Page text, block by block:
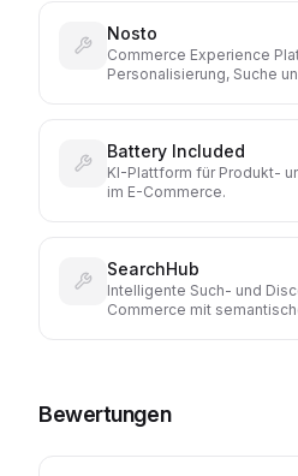
Nosto
Commerce Experience
Personalisierung, Suche
Battery Included
KI-Plattform für Produkt-
im E-Commerce.
SearchHub
Intelligente Such- und
Commerce mit
Bewertungen